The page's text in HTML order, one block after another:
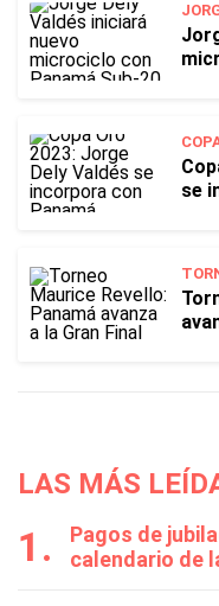
se
LAS MÁS
Pagos de
calendario de